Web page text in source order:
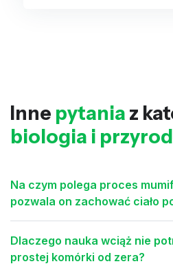
Inne pytania z
biologia i
Na czym polega proces
pozwala on zachować ciało
Dlaczego nauka wciąż nie
prostej komórki od zera?